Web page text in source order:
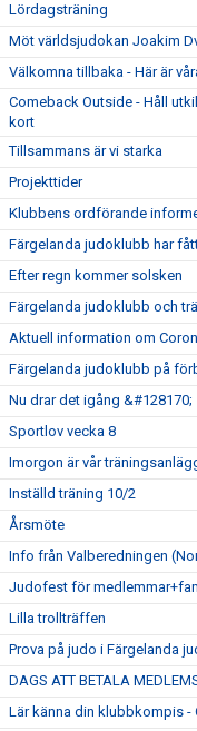
Lördagsträning
Möt världsjudokan Joakim
Välkomna tillbaka - Här är
Comeback Outside - Håll
kort
Tillsammans är vi starka
Projekttider
Klubbens ordförande
Färgelanda judoklubb har
Efter regn kommer solsken
Färgelanda judoklubb och
Aktuell information om
Färgelanda judoklubb på
Nu drar det igång &#128170;
Sportlov vecka 8
Imorgon är vår
Inställd träning 10/2
Årsmöte
Info från Valberedningen
Judofest för
Lilla trollträffen
Prova på judo i Färgelanda
DAGS ATT BETALA
Lär känna din klubbkompis -